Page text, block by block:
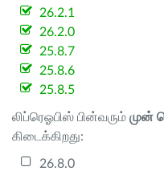
26.2.1
26.2.0
25.8.7
25.8.6
25.8.5
லிப்ரெஓபிஸ் பின்வரும் முன்
கிடைக்கிறது:
26.8.0